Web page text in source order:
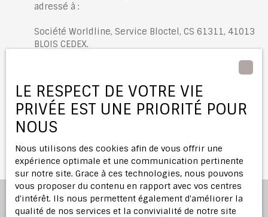
adressé à :
Société Worldline, Service Bloctel, CS 61311, 41013
BLOIS CEDEX.
politique de confidentialité .
LE RESPECT DE VOTRE VIE
PRIVÉE EST UNE PRIORITÉ POUR
NOUS
Nous utilisons des cookies afin de vous offrir une
expérience optimale et une communication pertinente
sur notre site. Grace à ces technologies, nous pouvons
vous proposer du contenu en rapport avec vos centres
d'intérêt. Ils nous permettent également d'améliorer la
qualité de nos services et la convivialité de notre site